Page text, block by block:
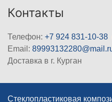
Контакты
Телефон: +7 924 831-10-38
Email:
Доставка в г. Курган
Стеклопластиковая